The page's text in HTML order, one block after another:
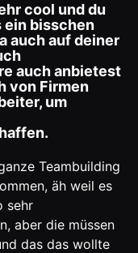
cool und du
ein bisschen
auch auf deiner
auch anbietest
von Firmen
um
Teambuilding
äh weil es
sehr
aber die müssen
das das wollte